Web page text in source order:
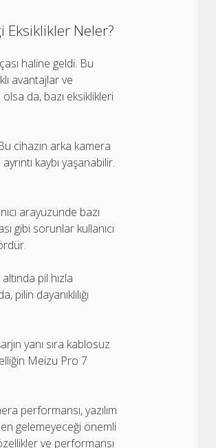
Eksiklikler Neler?
haline geldi. Bu
avantajlar ve
da, bazı eksiklikleri
cihazın arka kamera
kaybı yaşanabilir.
arayüzünde bazı
gibi sorunlar kullanıcı
pil hızla
dayanıklılığı
yanı sıra kablosuz
Meizu Pro 7
performansı, yazılım
gelemeyeceği önemli
ve performansı